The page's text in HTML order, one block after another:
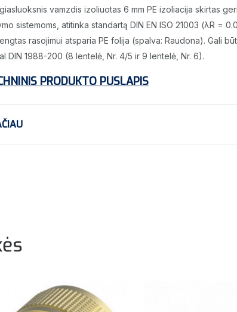
vamzdis izoliuotas 6 mm PE izoliacija skirtas
sistemoms, atitinka standartą DIN EN ISO 21003 (λR =
rasojimui atsparia PE folija (spalva: Raudona). Gali
DIN 1988-200 (8 lentelė, Nr. 4/5 ir 9 lentelė, Nr. 6).
PRODUKTO PUSLAPIS